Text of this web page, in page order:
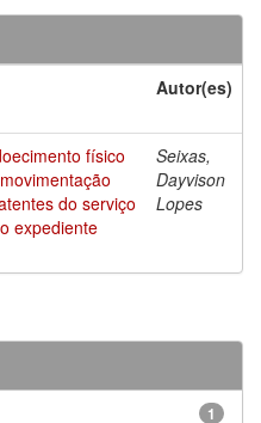
Autor(es)
físico
do serviço
expediente
Seixas,
Dayvison
Lopes
1